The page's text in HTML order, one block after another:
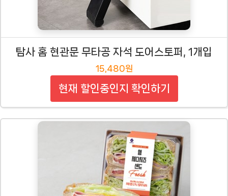
탐사 홈 현관문 무타공 자석 도어스토퍼, 1개입
15,480원
현재 할인중인지 확인하기